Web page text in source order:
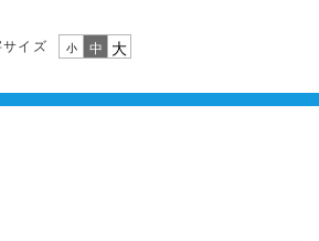
サイズ 小 中 大